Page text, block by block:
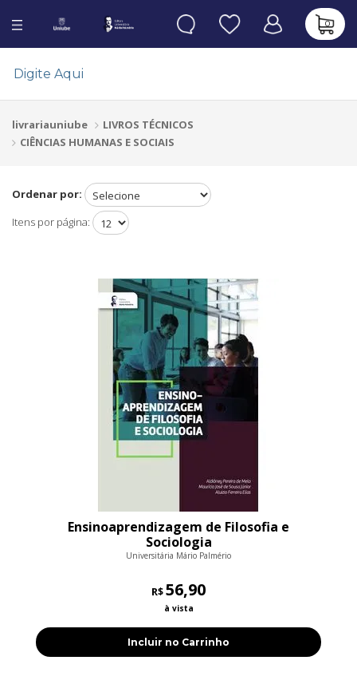
0
livrariauniube
LIVROS TÉCNICOS
CIÊNCIAS HUMANAS E SOCIAIS
Ordenar por:
Itens por página:
Ensinoaprendizagem de Filosofia e
Sociologia
Universitária Mário Palmério
R$56,90
à vista
Incluir no Carrinho